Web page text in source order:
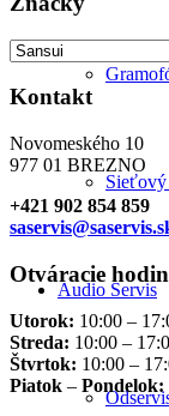
Audio Servis
Kontakt
Novomeského 10
977 01 BREZNO
+421 902 854 859
Otváracie
Utorok: 10:00 –
Streda: 10:00 –
Štvrtok: 10:00 –
Piatok – Pondelok: